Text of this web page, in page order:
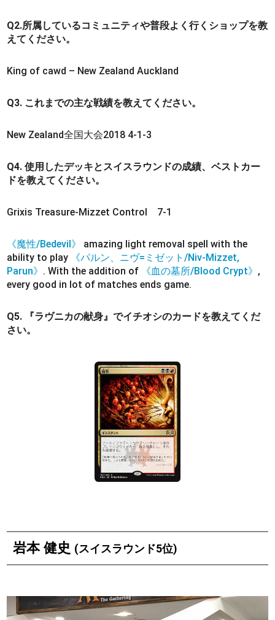
Q2.所属しているコミュニティや普段よく行くショップを教
えてください。
King of cawd – New Zealand Auckland
Q3. これまでの主な戦績を教えてください。
New Zealand全国大会2018 4-1-3
Q4. 使用したデッキとスイスラウンドの成績、ベストカー
ドを教えてください。
Grixis Treasure-Mizzet Control 7-1
《魔性/Bedevil》
amazing light removal spell with the
ability to play
《パルン、ニヴ=ミゼット/Niv-Mizzet,
Parun》 . With the addition of 《血の墓所/Blood Crypt》 ,
every good in lot of matches ends game.
Q5. 『ラヴニカの献身』でイチオシのカードを教えてくだ
さい。
岩本 健史 (スイスラウンド5位)